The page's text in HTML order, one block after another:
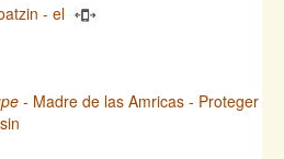
- el
- Madre de las Amricas - Proteger